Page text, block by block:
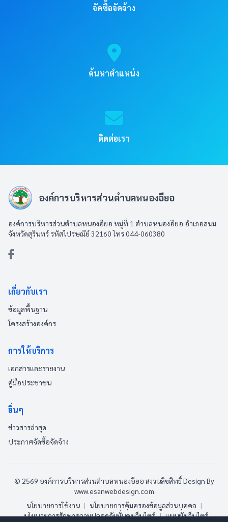
จัดซื้อจัดจ้าง
ค้นหาตำแหน่ง
ติดต่อเรา
องค์การบริหารส่วนตำบลหนองอียอ
องค์การบริหารส่วนตำบลหนองอียอ หมู่ที่ 1 ตำบลหนองอียอ อำเภอสนม
จังหวัดสุรินทร์ รหัสไปรษณีย์ 32160 โทร 044-060380
เกี่ยวกับเรา
ข้อมูลพื้นฐาน
โครงสร้างองค์กร
การให้บริการ
เอกสารและรายงาน
คู่มือประชาชน
อื่นๆ
ข่าวสารล่าสุด
ประกาศจัดซื้อจัดจ้าง
© 2569 องค์การบริหารส่วนตำบลหนองอียอ สงวนลิขสิทธิ์Design By
www.esanwebdesign.com
นโยบายการใช้งาน | นโยบายการคุ้มครองข้อมูลส่วนบุคคล |
นโยบายการรักษาความปลอดภัยมั่นคงเว็บไซต์ | แผนผังเว็บไซต์